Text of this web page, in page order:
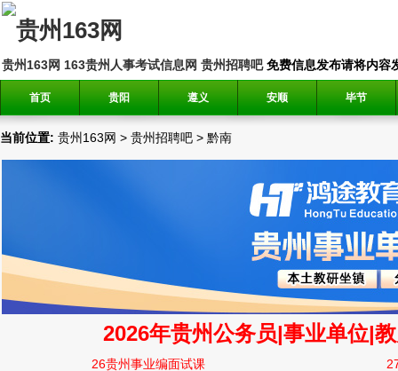
贵州163网 163贵州人事考试信息网 贵州招聘吧免费信息发布请将内容
首页 贵阳 遵义 安顺 毕节
当前位置: 贵州163网 > 贵州招聘吧 > 黔南